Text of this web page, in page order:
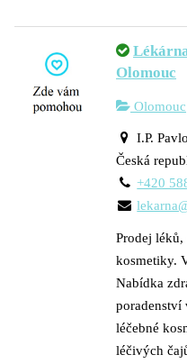
Olomouc
Olomouc
I.P.
Česká
+420
Prodej
kosmetiky.
Nabídka
poradenství
léčebné
léčivých